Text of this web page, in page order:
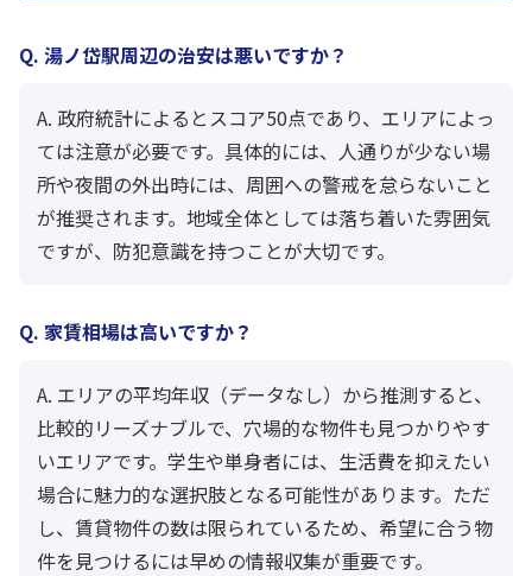
Q. 湯ノ岱駅周辺の治安は悪いですか？
A. 政府統計によるとスコア50点であり、エリアによっ
ては注意が必要です。具体的には、人通りが少ない場
所や夜間の外出時には、周囲への警戒を怠らないこと
が推奨されます。地域全体としては落ち着いた雰囲気
ですが、防犯意識を持つことが大切です。
Q. 家賃相場は高いですか？
A. エリアの平均年収（データなし）から推測すると、
比較的リーズナブルで、穴場的な物件も見つかりやす
いエリアです。学生や単身者には、生活費を抑えたい
場合に魅力的な選択肢となる可能性があります。ただ
し、賃貸物件の数は限られているため、希望に合う物
件を見つけるには早めの情報収集が重要です。